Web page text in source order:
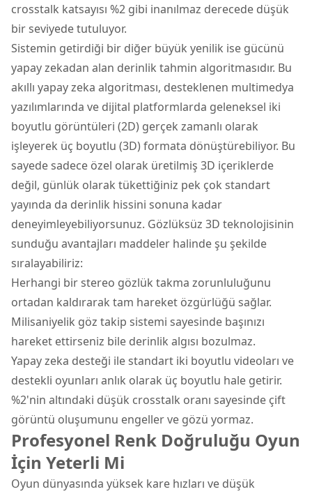
crosstalk katsayısı %2 gibi inanılmaz derecede düşük
bir seviyede tutuluyor.
Sistemin getirdiği bir diğer büyük yenilik ise gücünü
yapay zekadan alan derinlik tahmin algoritmasıdır. Bu
akıllı yapay zeka algoritması, desteklenen multimedya
yazılımlarında ve dijital platformlarda geleneksel iki
boyutlu görüntüleri (2D) gerçek zamanlı olarak
işleyerek üç boyutlu (3D) formata dönüştürebiliyor. Bu
sayede sadece özel olarak üretilmiş 3D içeriklerde
değil, günlük olarak tükettiğiniz pek çok standart
yayında da derinlik hissini sonuna kadar
deneyimleyebiliyorsunuz. Gözlüksüz 3D teknolojisinin
sunduğu avantajları maddeler halinde şu şekilde
sıralayabiliriz:
Herhangi bir stereo gözlük takma zorunluluğunu
ortadan kaldırarak tam hareket özgürlüğü sağlar.
Milisaniyelik göz takip sistemi sayesinde başınızı
hareket ettirseniz bile derinlik algısı bozulmaz.
Yapay zeka desteği ile standart iki boyutlu videoları ve
destekli oyunları anlık olarak üç boyutlu hale getirir.
%2'nin altındaki düşük crosstalk oranı sayesinde çift
görüntü oluşumunu engeller ve gözü yormaz.
Profesyonel Renk Doğruluğu Oyun
İçin Yeterli Mi
Oyun dünyasında yüksek kare hızları ve düşük